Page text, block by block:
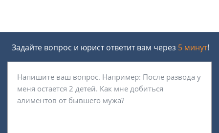
Задайте вопрос и юрист ответит вам через 5 минут!